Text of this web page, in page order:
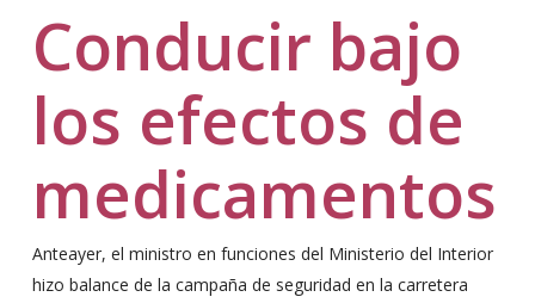
Conducir bajo
los efectos de
medicamentos
Anteayer, el ministro en funciones del Ministerio del Interior
hizo balance de la campaña de seguridad en la carretera